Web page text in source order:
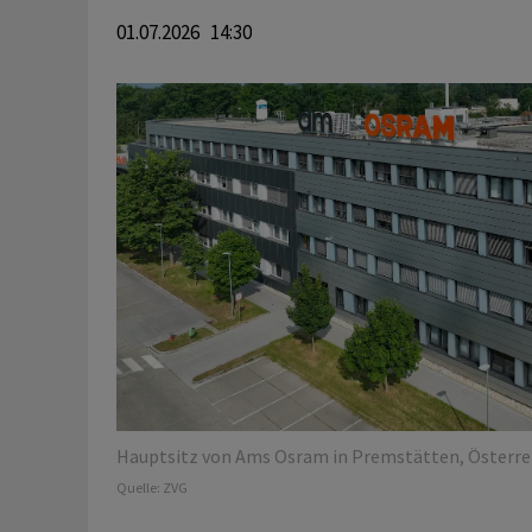
01.07.2026 14:30
Hauptsitz von Ams Osram in Premstätten,
Quelle: ZVG